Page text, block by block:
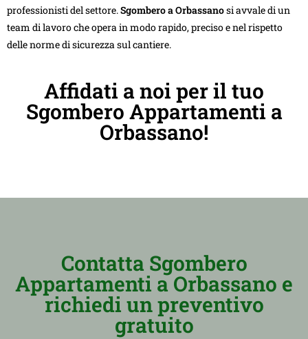
professionisti del settore.Sgombero a Orbassanosi avvale di un
team di lavoro che opera in modo rapido, preciso e nel rispetto
delle norme di sicurezza sul cantiere.
Affidati a noi per il tuo
Sgombero Appartamenti a
Orbassano!
Contatta Sgombero
Appartamenti a Orbassano e
richiedi un preventivo
gratuito